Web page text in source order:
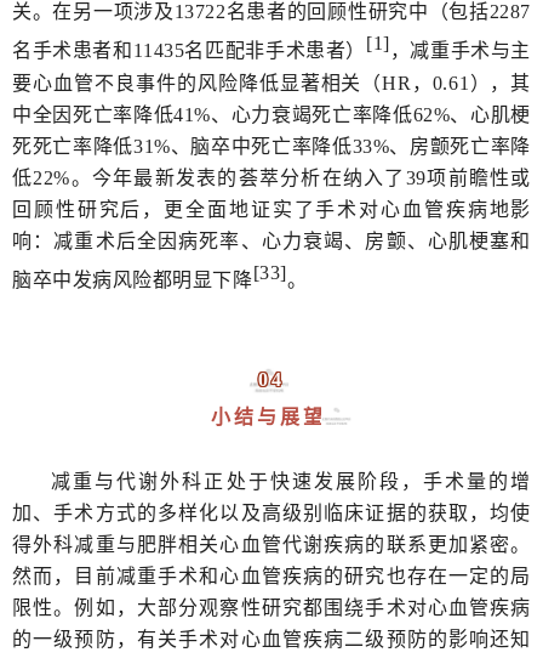
关。在另一项涉及13722名患者的回顾性研究中（包括2287
名手术患者和11435名匹配非手术患者）
[1] ，减重手术与主
要心血管不良事件的风险降低显著相关（HR，0.61），其
中全因死亡率降低41%、心力衰竭死亡率降低62%、心肌梗
死死亡率降低31%、脑卒中死亡率降低33%、房颤死亡率降
低22%。今年最新发表的荟萃分析在纳入了39项前瞻性或
回顾性研究后，更全面地证实了手术对心血管疾病地影
响：减重术后全因病死率、心力衰竭、房颤、心肌梗塞和
脑卒中发病风险都明显下降[33]。
04
小结与展望
减重与代谢外科正处于快速发展阶段，手术量的增
加、手术方式的多样化以及高级别临床证据的获取，均使
得外科减重与肥胖相关心血管代谢疾病的联系更加紧密。
然而，目前减重手术和心血管疾病的研究也存在一定的局
限性。例如，大部分观察性研究都围绕手术对心血管疾病
的一级预防，有关手术对心血管疾病二级预防的影响还知